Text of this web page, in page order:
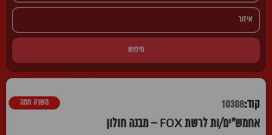
חיפוש
10308
אחמש"ים/ות לרשת FOX – מבנה חולון
משרה חמה